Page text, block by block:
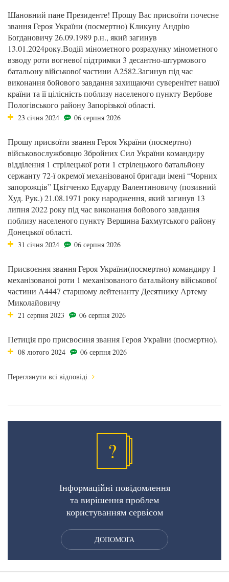
Шановний пане Президенте! Прошу Вас присвоїти почесне
звання Героя України (посмертно) Кликуну Андрію
Богдановичу 26.09.1989 р.н., який загинув
13.01.2024року.Водій мінометного розрахунку мінометного
взводу роти вогневої підтримки 3 десантно-штурмового
батальону військової частини А2582.Загинув під час
виконання бойового завдання захищаючи суверенітет нашої
країни та її цілісність поблизу населеного пункту Вербове
Пологівського району Запорізької області.
23 січня 2024 06 серпня 2026
Прошу присвоїти звання Героя України (посмертно)
військовослужбовцю Збройних Сил України командиру
відділення 1 стрілецької роти 1 стрілецького батальйону
сержанту 72-ї окремої механізованої бригади імені “Чорних
запорожців” Цвітченко Едуарду Валентиновичу (позивний
Худ. Рук.) 21.08.1971 року народження, який загинув 13
липня 2022 року під час виконання бойового завдання
поблизу населеного пункту Вершина Бахмутського району
Донецької області.
31 січня 2024 06 серпня 2026
Присвоєння звання Героя України(посмертно) командиру 1
механізованоі роти 1 механізованого батальйону військової
частини А4447 старшому лейтенанту Десятнику Артему
Миколайовичу
21 серпня 2023 06 серпня 2026
Петиція про присвоєння звання Героя України (посмертно).
08 лютого 2024 06 серпня 2026
Переглянути всі відповіді
?
Інформаційні повідомлення
та вирішення проблем
користуванням сервісом
ДОПОМОГА